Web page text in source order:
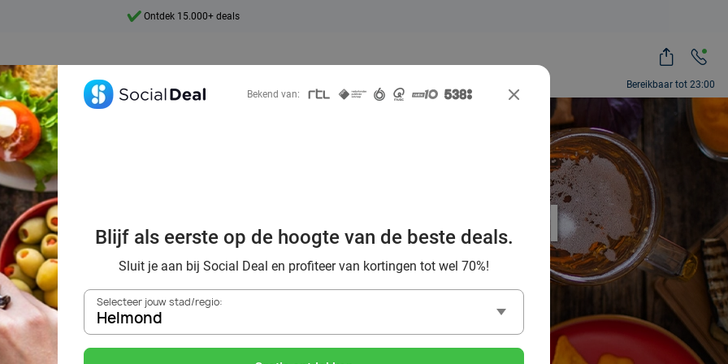
Bereikbaar tot 23:00
Ontdek 15.000+ deals
beste All-You-Can-Eat
in Helmond met Social
Deal
Bekend van:
Blijf als eerste op de hoogte van de beste deals.
Sluit je aan bij Social Deal en profiteer van kortingen tot wel 70%!
Selecteer jouw stad/regio:
Helmond